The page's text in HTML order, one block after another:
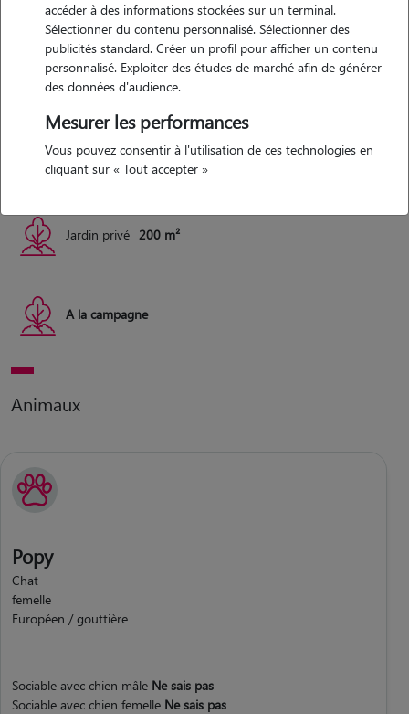
ce qui m'a appris à prendre soin d'animaux aux besoins différents.
Logement
maison
Maison 1000 m²
Jardin privé 200 m²
A la campagne
Animaux
Popy
Chat
femelle
Européen / gouttière
Sociable avec chien mâle Ne sais pas
Sociable avec chien femelle Ne sais pas
accéder à des informations stockées sur un terminal.
Sélectionner du contenu personnalisé. Sélectionner des
publicités standard. Créer un profil pour afficher un contenu
personnalisé. Exploiter des études de marché afin de générer
des données d'audience.
Mesurer les performances
Vous pouvez consentir à l'utilisation de ces technologies en
cliquant sur « Tout accepter »